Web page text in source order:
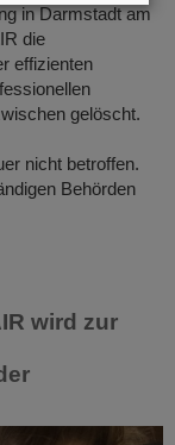
in Darmstadt am
die
effizienten
gelöscht.
nicht betroffen.
Behörden
wird zur